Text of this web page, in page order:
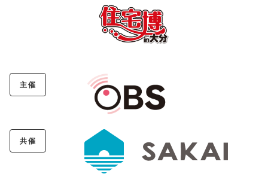
主催
共催